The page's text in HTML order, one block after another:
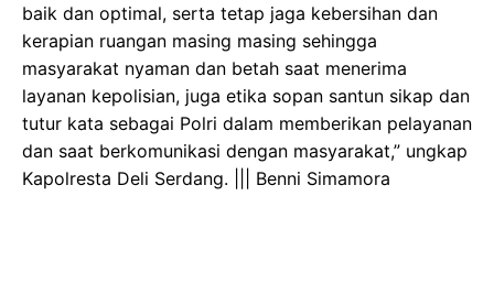
baik dan optimal, serta tetap jaga kebersihan dan
kerapian ruangan masing masing sehingga
masyarakat nyaman dan betah saat menerima
layanan kepolisian, juga etika sopan santun sikap dan
tutur kata sebagai Polri dalam memberikan pelayanan
dan saat berkomunikasi dengan masyarakat,” ungkap
Kapolresta Deli Serdang. ||| Benni Simamora